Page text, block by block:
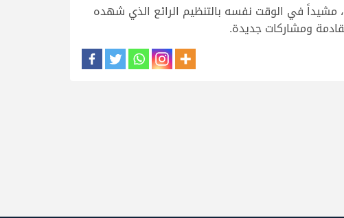
مشيداً في الوقت نفسه بالتنظيم الرائع الذي شهده
ومشاركات جديدة.